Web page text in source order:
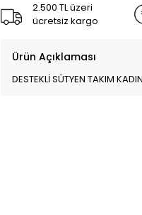
2.500 TL üzeri
ücretsiz kargo
Ürün Açıklaması
DESTEKLİ SÜTYEN TAKIM